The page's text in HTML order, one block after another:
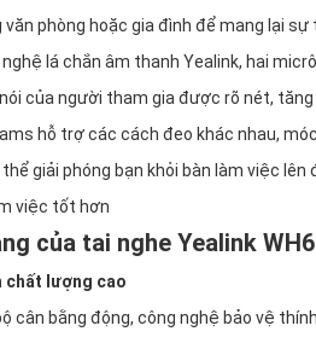
phòng hoặc gia đình để mang lại sự
nghệ lá chắn âm thanh Yealink, hai
của người tham gia được rõ nét,
hỗ trợ các cách đeo khác nhau,
giải phóng bạn khỏi bàn làm việc
việc tốt hơn
của tai nghe Yealink
chất lượng cao
cân bằng động, công nghệ bảo vệ